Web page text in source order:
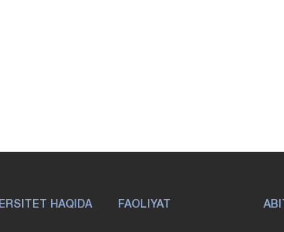
HAQIDA FAOLIYAT